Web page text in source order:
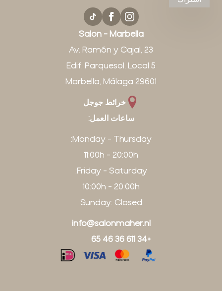
Salon - Marbella
Av. Ramón y Cajal, 23
Edif. Parquesol, Local 5
29601 Marbella, Málaga
خرائط جوجل
ساعات العمل:
Monday - Thursday:
11:00h - 20:00h
Friday - Saturday:
10:00h - 20:00h
Sunday: Closed
info@salonmaher.nl
+34 611 36 46 65